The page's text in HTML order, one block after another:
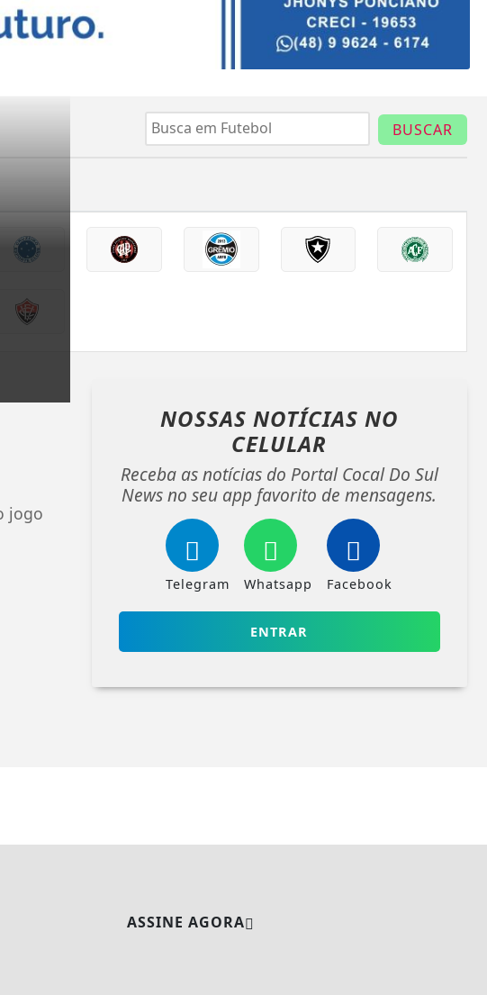
BUSCAR
jogo
NOSSAS NOTÍCIAS NO
CELULAR
Receba as notícias do Portal Cocal Do Sul
News no seu app favorito de mensagens.
Telegram Whatsapp Facebook
ENTRAR
ASSINE AGORA